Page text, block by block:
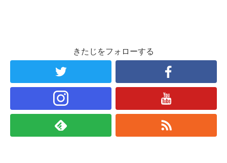
きたじをフォローする